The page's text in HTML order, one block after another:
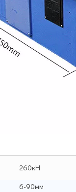
260кН
6-90мм